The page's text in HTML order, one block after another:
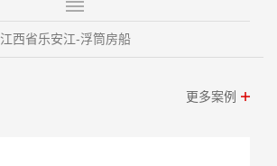
江西省乐安江-浮筒房船
更多案例